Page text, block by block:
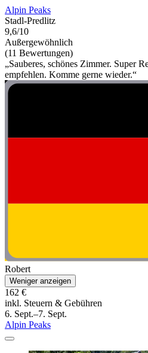
Alpin Peaks
Stadl-Predlitz
9,6/10
Außergewöhnlich
(11 Bewertungen)
„Sauberes, schönes Zimmer. Super
empfehlen. Komme gerne wieder.“
Robert
Weniger anzeigen
162 €
inkl. Steuern & Gebühren
6. Sept.–7. Sept.
Alpin Peaks